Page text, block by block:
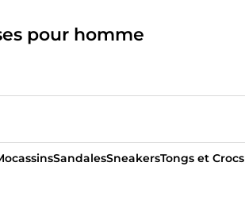
pour homme
SandalesSneakersTongs et Crocs